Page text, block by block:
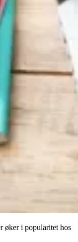
øker i popularitet hos